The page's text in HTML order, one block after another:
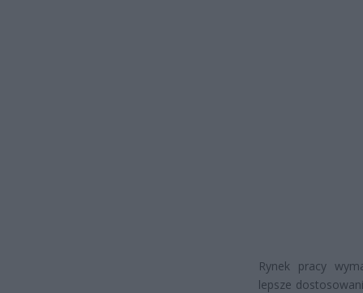
Rynek pracy
lepsze